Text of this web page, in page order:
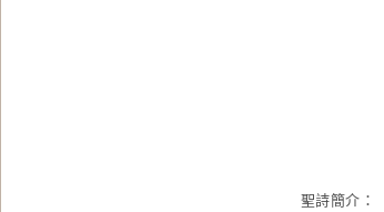
聖詩簡介：